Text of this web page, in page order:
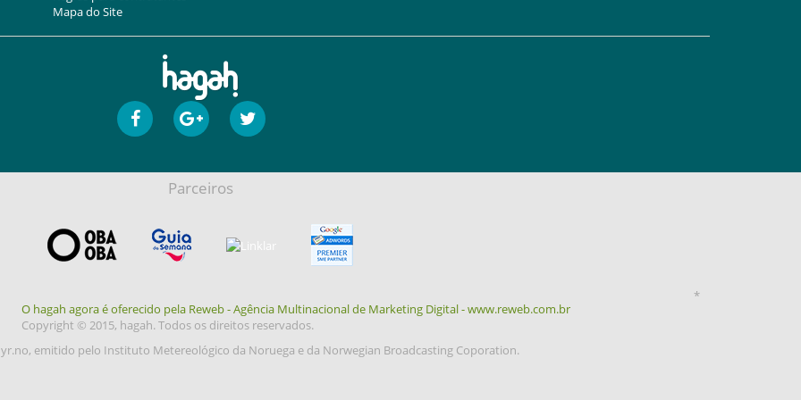
Mapa do Site
Parceiros
O hagah agora é oferecido pela Reweb - Agência Multinacional de Marketing Digital - www.reweb.com.br
Copyright © 2015, hagah. Todos os direitos reservados.
*
emitido pelo Instituto Metereológico da Noruega e da Norwegian Broadcasting Coporation.